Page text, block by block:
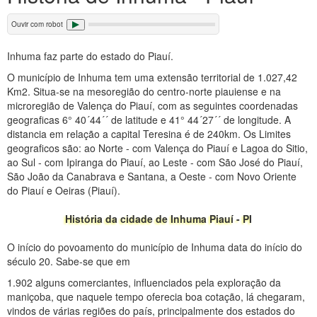
Ouvir com robot
Inhuma faz parte do estado do Piauí.
O município de Inhuma tem uma extensão territorial de 1.027,42
Km2. Situa-se na mesoregião do centro-norte piauiense e na
microregião de Valença do Piauí, com as seguintes coordenadas
geograficas 6° 40´44´´ de latitude e 41° 44´27´´ de longitude. A
distancia em relação a capital Teresina é de 240km. Os Limites
geograficos são: ao Norte - com Valença do Piauí e Lagoa do Sitio,
ao Sul - com Ipiranga do Piauí, ao Leste - com São José do Piauí,
São João da Canabrava e Santana, a Oeste - com Novo Oriente
do Piauí e Oeiras (Piauí).
História da cidade de Inhuma Piauí - PI
O início do povoamento do município de Inhuma data do início do
século 20. Sabe-se que em
1.902 alguns comerciantes, influenciados pela exploração da
maniçoba, que naquele tempo oferecia boa cotação, lá chegaram,
vindos de várias regiões do país, principalmente dos estados do